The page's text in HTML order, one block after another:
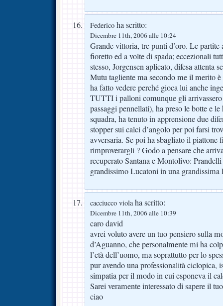
Federico ha scritto:
Dicembre 11th, 2006 alle 10:24
Grande vittoria, tre punti d’oro. Le
fioretto ed a volte di spada; eccezionali
stesso, Jorgensen aplicato, difesa attenta
Mutu tagliente ma secondo me il merito
ha fatto vedere perché gioca lui anche
TUTTI i palloni comunque gli arrivassero
passaggi pennellati), ha preso le botte e
squadra, ha tenuto in apprensione due
stopper sui calci d’angolo per poi farsi
avversaria. Se poi ha sbagliato il piattone
rimproverargli ? Godo a pensare che
recuperato Santana e Montolivo:
grandissimo Lucatoni in una grandissima
cacciucco violaha scritto:
Dicembre 11th, 2006 alle 10:39
caro david
avrei voluto avere un tuo pensiero sulla
d’Aguanno, che personalmente mi ha
l’età dell’uomo, ma soprattutto per lo
pur avendo una professionalità ciclopica,
simpatia per il modo in cui esponeva il
Sarei veramente interessato di sapere il
ciao